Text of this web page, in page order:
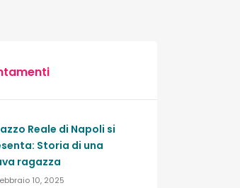
Reale di Napoli si
Storia di una
ragazza
10, 2025